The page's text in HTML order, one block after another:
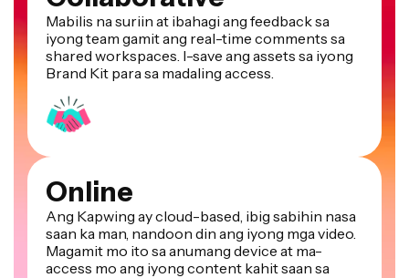
iyong team gamit ang real-time comments sa
shared workspaces. I-save ang assets sa iyong
Brand Kit para sa madaling access.
Online
Ang Kapwing ay cloud-based, ibig sabihin nasa
saan ka man, nandoon din ang iyong mga video.
Magamit mo ito sa anumang device at ma-
access mo ang iyong content kahit saan sa
mundo.